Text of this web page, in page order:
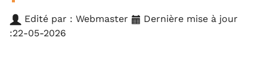
Edité par : Webmaster
Dernière mise à jour
:22-05-2026